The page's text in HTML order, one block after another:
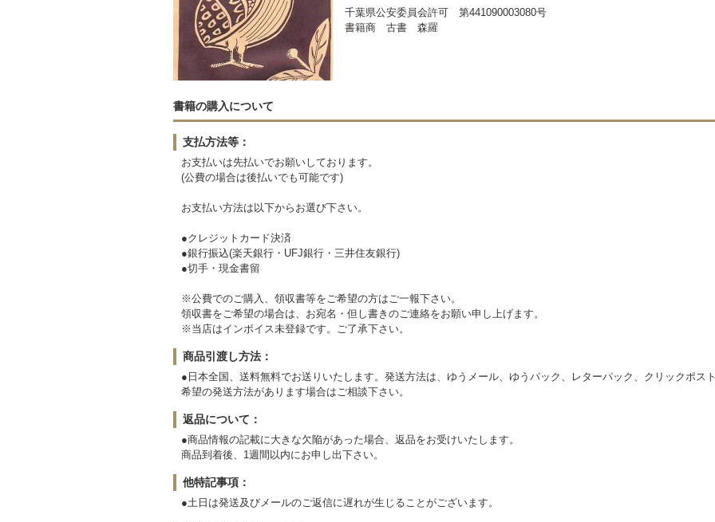
千葉県公安委員会許可 第441090003080号
書籍商 古書 森羅
書籍の購入について
支払方法等：
お支払いは先払いでお願いしております。
(公費の場合は後払いでも可能です)
お支払い方法は以下からお選び下さい。
●クレジットカード決済
●銀行振込(楽天銀行・UFJ銀行・三井住友銀行)
●切手・現金書留
※公費でのご購入、領収書等をご希望の方はご一報下さい。
領収書をご希望の場合は、お宛名・但し書きのご連絡をお願い申し上げます。
※当店はインボイス未登録です。ご了承下さい。
商品引渡し方法：
●日本全国、送料無料でお送りいたします。発送方法は、ゆうメール、ゆうパック、レターパック、クリックポス
希望の発送方法があります場合はご相談下さい。
返品について：
●商品情報の記載に大きな欠陥があった場合、返品をお受けいたします。
商品到着後、1週間以内にお申し出下さい。
他特記事項：
●土日は発送及びメールのご返信に遅れが生じることがございます。